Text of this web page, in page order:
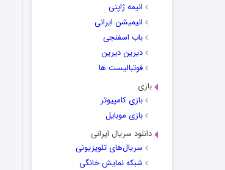
انیمه ژاپنی
انیمیشن ایرانی
باب اسفنجی
دیرین دیرین
فوتبالیست ها
بازی
بازی کامپیوتر
بازی موبایل
دانلود سریال ایرانی
سریال‌های تلویزیونی
شبکه نمایش خانگی